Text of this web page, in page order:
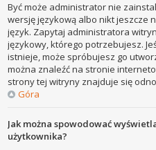
Być może administrator nie
wersję językową albo nikt jeszcze
język. Zapytaj administratora
językowy, którego potrzebujesz.
istnieje, może spróbujesz go
można znaleźć na stronie
strony tej witryny znajduje się
Góra
Jak można spowodować
użytkownika?